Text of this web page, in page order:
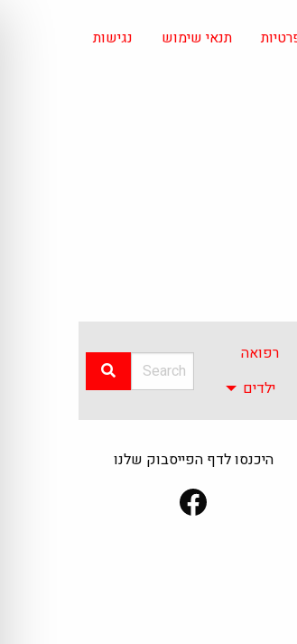
תנאי שימוש נגישות
רפואה
ילדים
היכנסו לדף הפייסבוק שלנו
Facebook